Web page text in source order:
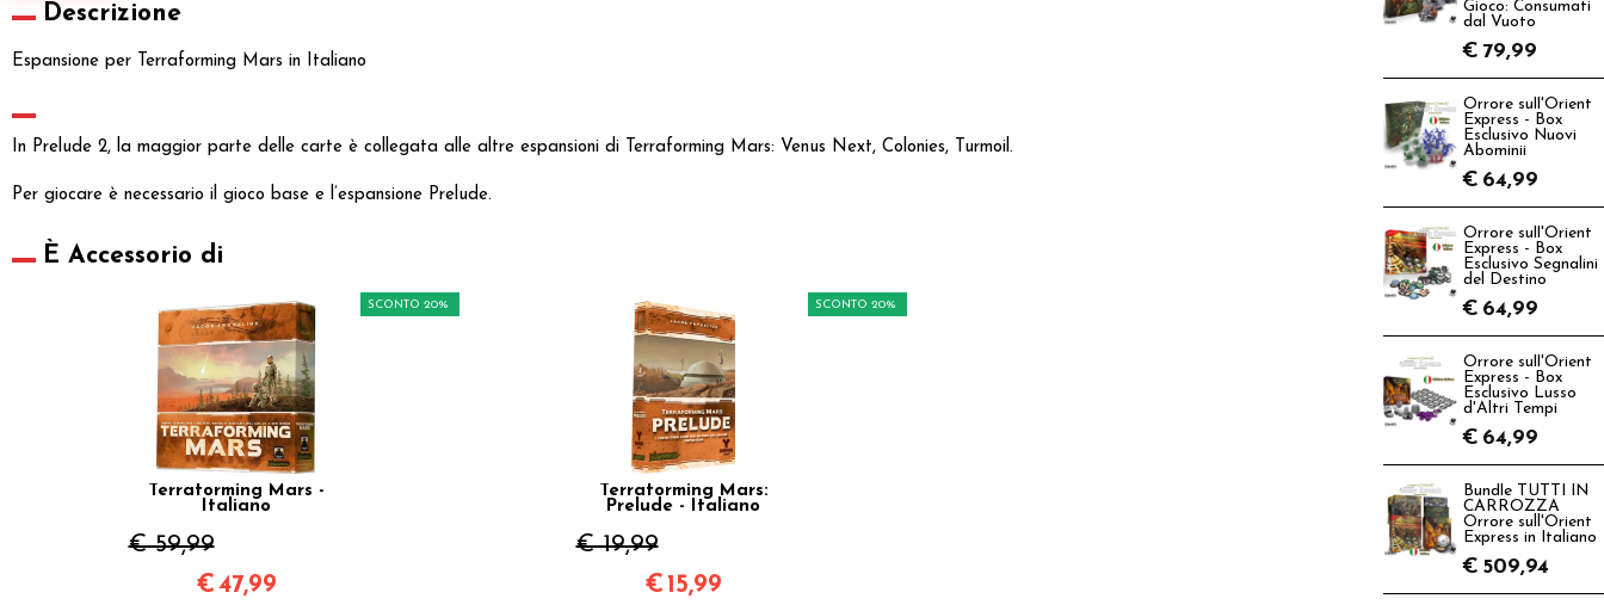
Descrizione
Espansione per Terraforming Mars in Italiano
In Prelude 2, la maggior parte delle carte è collegata alle altre espansioni di Terraforming Mars: Venus Next, Colonies, Turmoil.
Per giocare è necessario il gioco base e l’espansione Prelude.
È Accessorio di
Terraforming Mars -
Italiano
€ 59,99
SCONTO 20%
€47,99
Terraforming Mars:
Prelude - Italiano
€ 19,99
SCONTO 20%
€ 15,99
Gioco: Consumati
dal Vuoto
€ 79,99
Orrore sull'Orient
Express - Box
Esclusivo Nuovi
Abominii
€ 64,99
Orrore sull'Orient
Express - Box
Esclusivo Segnalini
del Destino
€ 64,99
Orrore sull'Orient
Express - Box
Esclusivo Lusso
d'Altri Tempi
€ 64,99
Bundle TUTTI IN
CARROZZA
Orrore sull'Orient
Express in Italiano
€ 509,94